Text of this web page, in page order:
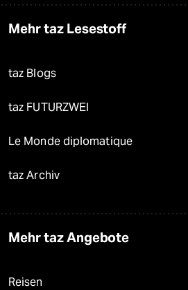
Mehr taz Lesestoff
taz Blogs
taz FUTURZWEI
Le Monde diplomatique
taz Archiv
Mehr taz Angebote
Reisen